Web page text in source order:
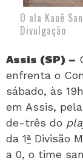
O ala Kauê
Divulgação
Assis (SP) –
enfrenta o
sábado, às
em Assis,
de-três do
da 1ª Divisão
a 0, o time